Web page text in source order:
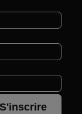
S'inscrire